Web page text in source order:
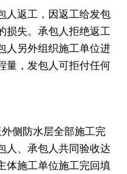
人返工，因返工给发包
损失。承包人拒绝返工
人另外组织施工单位进
量，发包人可拒付任何
侧防水层全部施工完
人、承包人共同验收达
体施工单位施工完回填